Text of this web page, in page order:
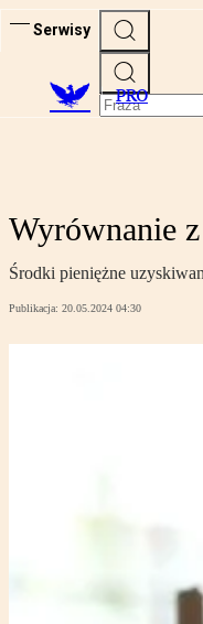
Serwisy
PRO
Wyrównanie
Środki pieniężne
Publikacja: 20.05.2024 04:30